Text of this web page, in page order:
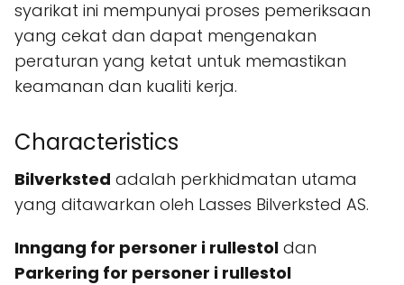
syarikat ini mempunyai proses pemeriksaan
yang cekat dan dapat mengenakan
peraturan yang ketat untuk memastikan
keamanan dan kualiti kerja.
Characteristics
Bilverksted adalah perkhidmatan utama
yang ditawarkan oleh Lasses Bilverksted AS.
Inngang for personer i rullestol dan
Parkering for personer i rullestol